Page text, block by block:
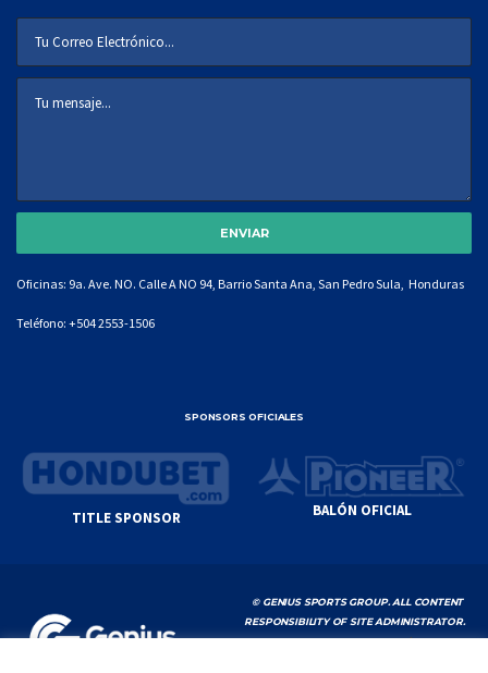
Oficinas: 9a. Ave. NO. Calle A NO 94, Barrio Santa Ana, San Pedro Sula, Honduras
Teléfono: +504 2553-1506
SPONSORS OFICIALES
TITLE SPONSOR BALÓN OFICIAL
© GENIUS SPORTS GROUP. ALL CONTENT
RESPONSIBILITY OF SITE ADMINISTRATOR.
YOUTUBE TERMS OF SERVICE|GOOGLE